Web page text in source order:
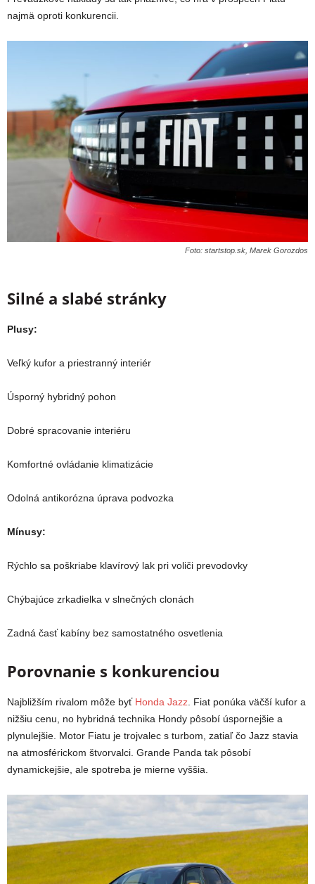
najmä oproti konkurencii.
Foto: startstop.sk, Marek Gorozdos
Silné a slabé stránky
Plusy:
Veľký kufor a priestranný interiér
Úsporný hybridný pohon
Dobré spracovanie interiéru
Komfortné ovládanie klimatizácie
Odolná antikorózna úprava podvozka
Mínusy:
Rýchlo sa poškriabe klavírový lak pri voliči prevodovky
Chýbajúce zrkadielka v slnečných clonách
Zadná časť kabíny bez samostatného osvetlenia
Porovnanie s konkurenciou
Najbližším rivalom môže byť Honda Jazz . Fiat ponúka väčší kufor a
nižšiu cenu, no hybridná technika Hondy pôsobí úspornejšie a
plynulejšie. Motor Fiatu je trojvalec s turbom, zatiaľ čo Jazz stavia
na atmosférickom štvorvalci. Grande Panda tak pôsobí
dynamickejšie, ale spotreba je mierne vyššia.